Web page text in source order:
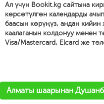
Ал үчүн Bookit.kg сайтына
көрсөтүлгөн календарды
баасын көрүңүз, андан
каалаганын колдонуу менен
Visa/Mastercard, Elcard же
Алматы шаарынан